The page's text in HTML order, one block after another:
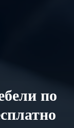
по